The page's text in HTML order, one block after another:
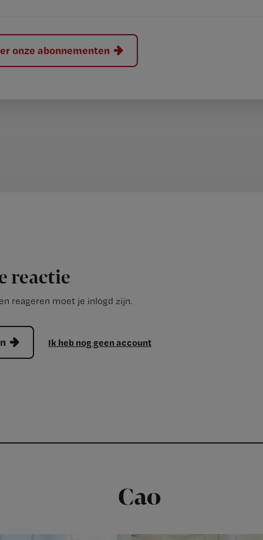
onze abonnementen
reactie
reageren moet je inlogd zijn.
Ik heb nog geen account
Cao